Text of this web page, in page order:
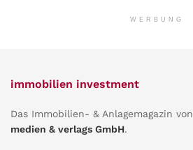
WERBUNG
immobilien investment
Das Immobilien- & Anlagemagazin von
medien & verlags GmbH.